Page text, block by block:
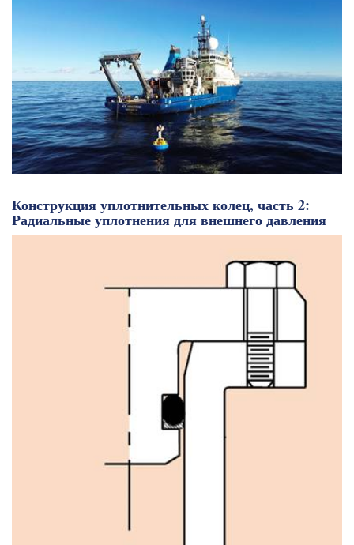
Конструкция уплотнительных колец, часть 2:
Радиальные уплотнения для внешнего давления